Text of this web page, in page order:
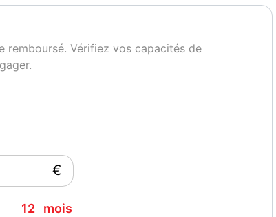
remboursé. Vérifiez vos capacités de
€
12 mois